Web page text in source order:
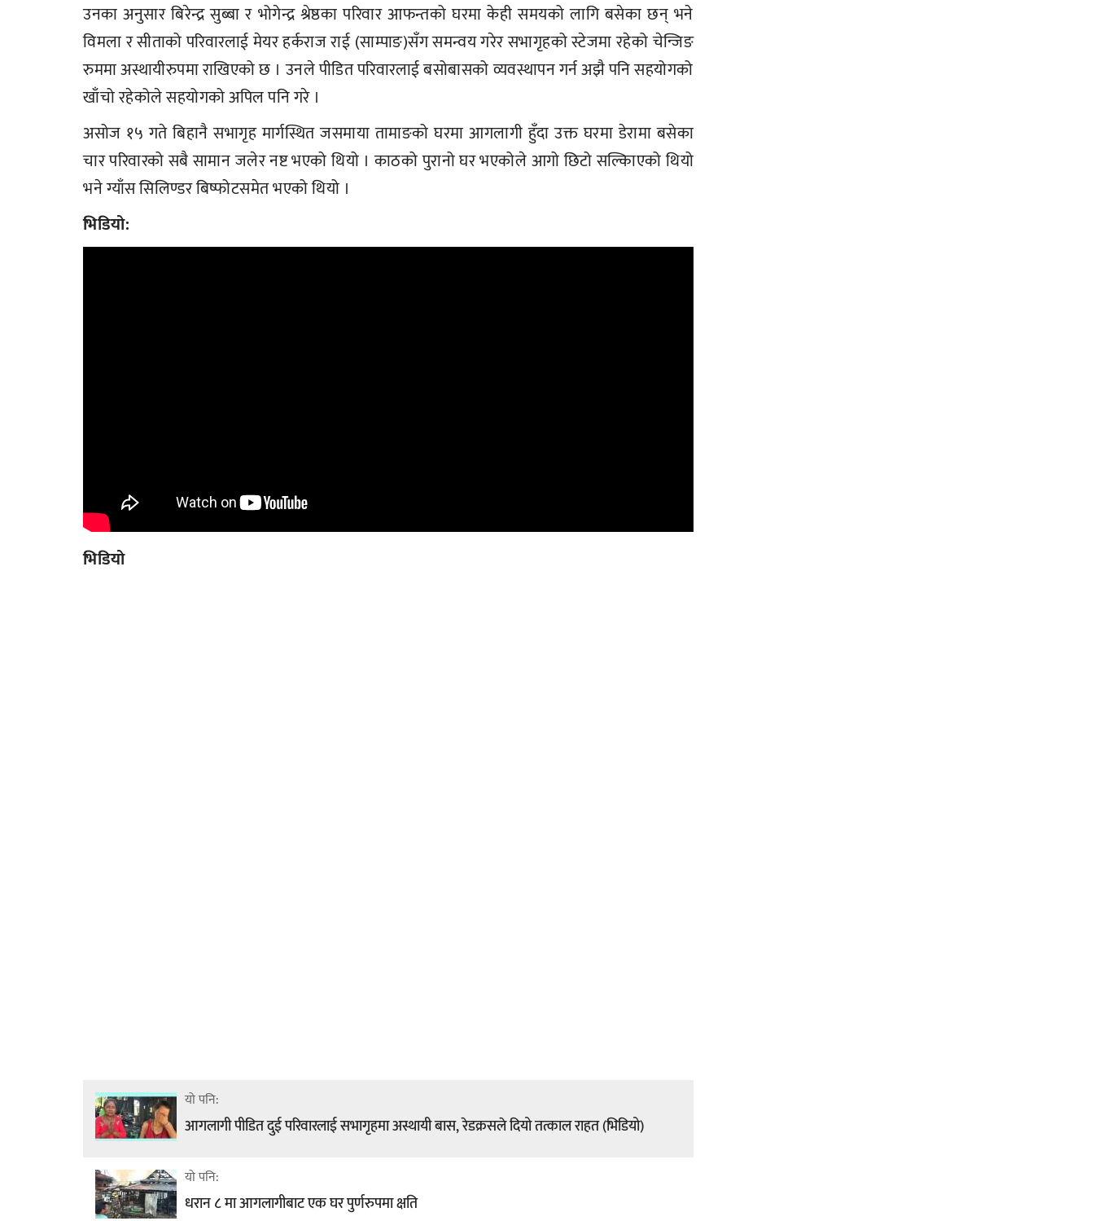
उनका अनुसार बिरेन्द्र सुब्बा र भोगेन्द्र श्रेष्ठका परिवार आफन्तको घरमा केही समयको लागि बसेका छन् भने
विमला र सीताको परिवारलाई मेयर हर्कराज राई (साम्पाङ)सँग समन्वय गरेर सभागृहको स्टेजमा रहेको चेन्जिङ
रुममा अस्थायीरुपमा राखिएको छ । उनले पीडित परिवारलाई बसोबासको व्यवस्थापन गर्न अझै पनि सहयोगको
खाँचो रहेकोले सहयोगको अपिल पनि गरे ।
असोज १५ गते बिहानै सभागृह मार्गस्थित जसमाया तामाङको घरमा आगलागी हुँदा उक्त घरमा डेरामा बसेका
चार परिवारको सबै सामान जलेर नष्ट भएको थियो । काठको पुरानो घर भएकोले आगो छिटो सल्किाएको थियो
भने ग्याँस सिलिण्डर बिष्फोटसमेत भएको थियो ।
भिडियो:
भिडियो
यो पनि:
आगलागी पीडित दुई परिवारलाई सभागृहमा अस्थायी बास, रेडक्रसले दियो तत्काल राहत (भिडियो)
यो पनि:
धरान ८ मा आगलागीबाट एक घर पुर्णरुपमा क्षति